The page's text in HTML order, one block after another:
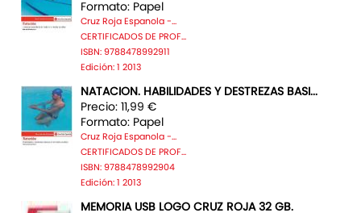
Formato: Papel
Cruz Roja Espanola -...
CERTIFICADOS DE PROF...
ISBN: 9788478992911
Edición: 1 2013
NATACION. HABILIDADES Y DESTREZAS BASI...
Precio: 11,99 €
Formato: Papel
Cruz Roja Espanola -...
CERTIFICADOS DE PROF...
ISBN: 9788478992904
Edición: 1 2013
MEMORIA USB LOGO CRUZ ROJA 32 GB.